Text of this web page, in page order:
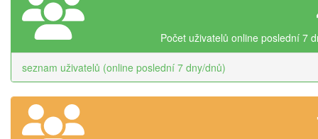
Počet uživatelů online poslední 7
seznam uživatelů (online poslední 7 dny/dnů)